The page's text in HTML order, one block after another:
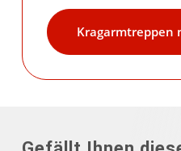
Kragarmtreppen